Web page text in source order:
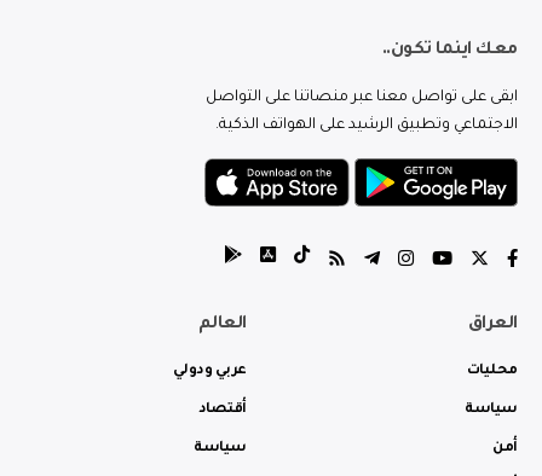
معك اينما تكون..
ابقى على تواصل معنا عبر منصاتنا على التواصل
الاجتماعي وتطبيق الرشيد على الهواتف الذكية.
العراق
محليات
سياسة
أمن
العالم
عربي ودولي
أقتصاد
سياسة